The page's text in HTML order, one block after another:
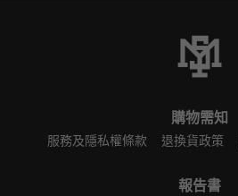
購物需知
服務及隱私權條款 退換貨政策
報告書